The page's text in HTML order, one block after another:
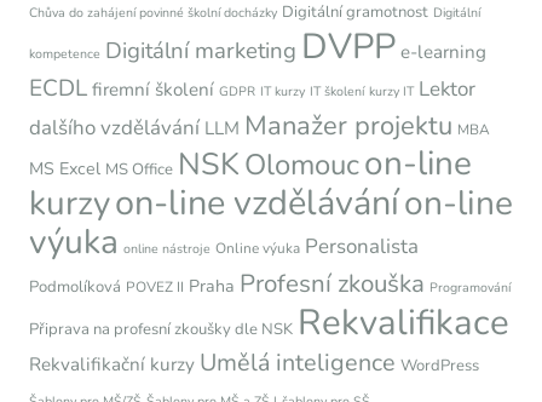
Chůva do zahájení povinné školní docházky Digitální gramotnost Digitální
kompetence Digitální marketing DVPP e-learning
ECDL firemní školení GDPR IT kurzy IT školení kurzy IT Lektor
dalšího vzdělávání LLM Manažer projektu MBA
MS Excel MS Office NSKOlomoucon-line
kurzyon-line vzděláváníon-line
výuka online nástroje Online výuka Personalista
Podmolíková POVEZ II Praha Profesní zkouška Programování
Připrava na profesní zkoušky dle NSK Rekvalifikace
Rekvalifikační kurzy Umělá inteligence WordPress